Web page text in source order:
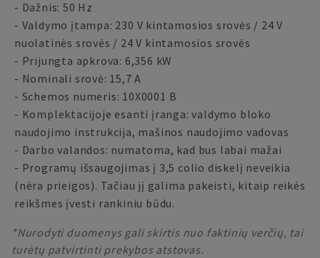
- Dažnis: 50 Hz
- Valdymo įtampa: 230 V kintamosios srovės / 24 V
nuolatinės srovės / 24 V kintamosios srovės
- Prijungta apkrova: 6,356 kW
- Nominali srovė: 15,7 A
- Schemos numeris: 10X0001 B
- Komplektacijoje esanti įranga: valdymo bloko
naudojimo instrukcija, mašinos naudojimo vadovas
- Darbo valandos: numatoma, kad bus labai mažai
- Programų išsaugojimas į 3,5 colio diskelį neveikia
(nėra prieigos). Tačiau jį galima pakeisti, kitaip reikės
reikšmes įvesti rankiniu būdu.
*Nurodyti duomenys gali skirtis nuo faktinių verčių, tai
turėtų patvirtinti prekybos atstovas.